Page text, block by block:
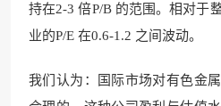
持在2-3 倍P/B 的范围。相对于
业的P/E 在0.6-1.2 之间波动。
我们认为：国际市场对有色金